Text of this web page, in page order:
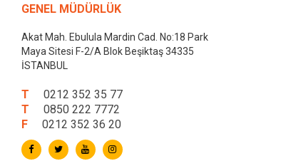
GENEL MÜDÜRLÜK
Akat Mah. Ebulula Mardin Cad. No:18 Park
Maya Sitesi F-2/A Blok Beşiktaş 34335
İSTANBUL
T
0212 352 35 77
T
0850 222 7772
F
0212 352 36 20